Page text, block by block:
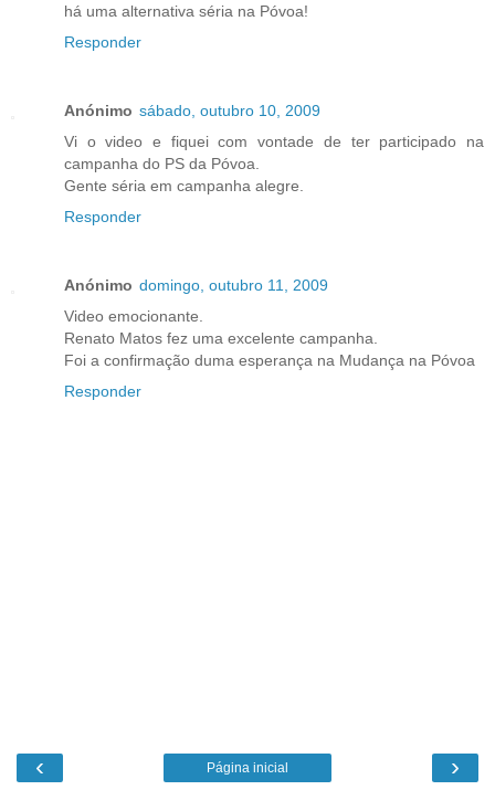
há uma alternativa séria na Póvoa!
Responder
Anónimo sábado, outubro 10, 2009
Vi o video e fiquei com vontade de ter participado na
campanha do PS da Póvoa.
Gente séria em campanha alegre.
Responder
Anónimo domingo, outubro 11, 2009
Video emocionante.
Renato Matos fez uma excelente campanha.
Foi a confirmação duma esperança na Mudança na Póvoa
Responder
‹ ›
Página inicial